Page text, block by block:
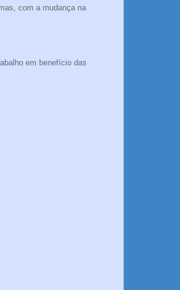
com a mudança na
em benefício das